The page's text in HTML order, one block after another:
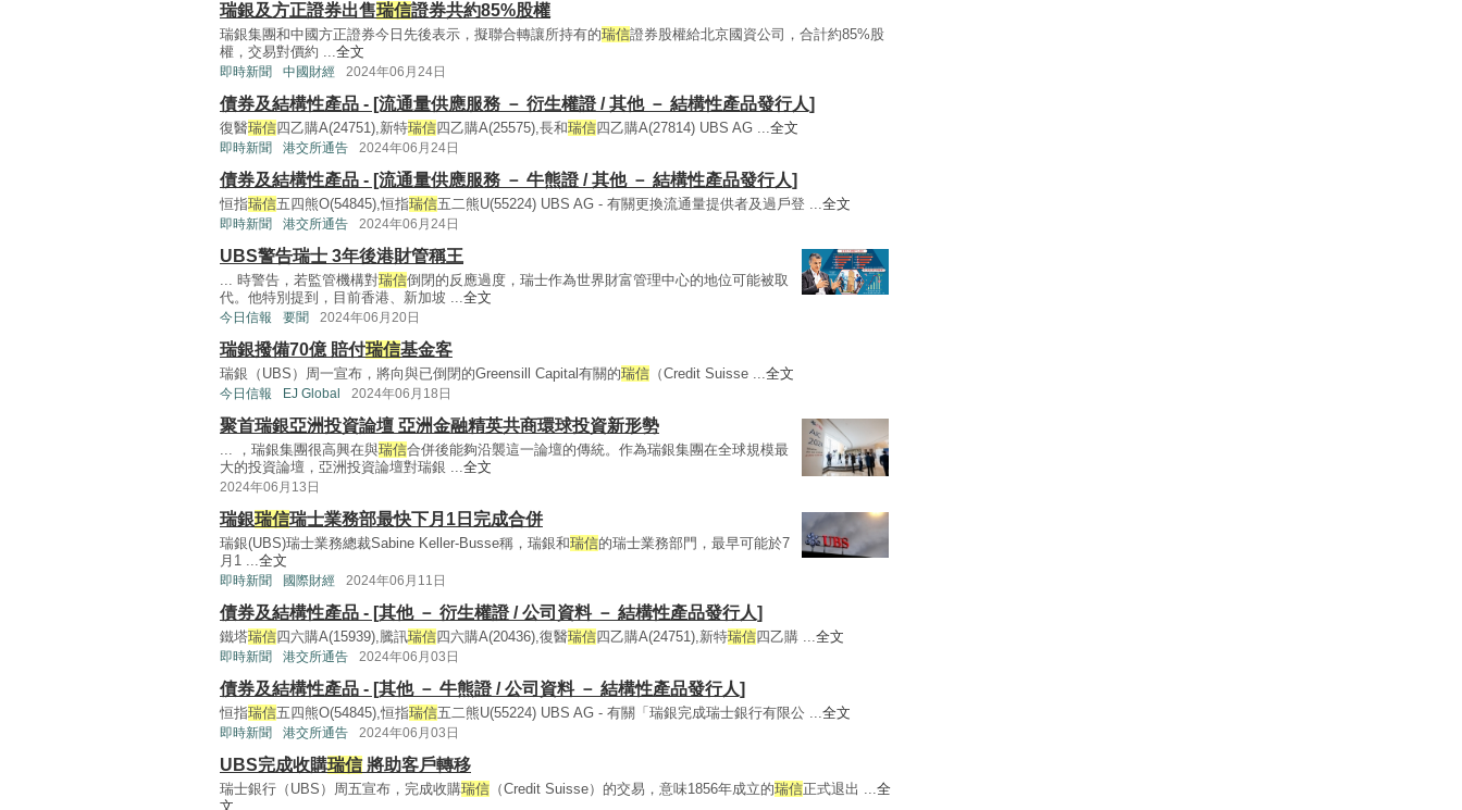
瑞銀及方正證券出售瑞信證券共約85%股權
瑞銀集團和中國方正證券今日先後表示，擬聯合轉讓所持有的瑞信證券股權給北京國資公司，合計約85%股
權，交易對價約 ...全文
即時新聞 中國財經 2024年06月24日
債券及結構性產品 - [流通量供應服務 － 衍生權證 / 其他 － 結構性產品發行人]
復醫瑞信四乙購A(24751),新特瑞信四乙購A(25575),長和瑞信四乙購A(27814) UBS AG ...全文
即時新聞 港交所通告 2024年06月24日
債券及結構性產品 - [流通量供應服務 － 牛熊證 / 其他 － 結構性產品發行人]
恒指瑞信五四熊O(54845),恒指瑞信五二熊U(55224) UBS AG - 有關更換流通量提供者及過戶登 ...全文
即時新聞 港交所通告 2024年06月24日
UBS警告瑞士 3年後港財管稱王
... 時警告，若監管機構對瑞信倒閉的反應過度，瑞士作為世界財富管理中心的地位可能被取
代。他特別提到，目前香港、新加坡 ...全文
今日信報 要聞 2024年06月20日
瑞銀撥備70億 賠付瑞信基金客
瑞銀（UBS）周一宣布，將向與已倒閉的Greensill Capital有關的瑞信 （Credit Suisse ...全文
今日信報 EJ Global 2024年06月18日
聚首瑞銀亞洲投資論壇 亞洲金融精英共商環球投資新形勢
... ，瑞銀集團很高興在與瑞信合併後能夠沿襲這一論壇的傳統。作為瑞銀集團在全球規模最
大的投資論壇，亞洲投資論壇對瑞銀 ...全文
2024年06月13日
瑞銀瑞信瑞士業務部最快下月1日完成合併
瑞銀(UBS)瑞士業務總裁Sabine Keller-Busse稱，瑞銀和瑞信的瑞士業務部門，最早可能於7
月1 ...全文
即時新聞 國際財經 2024年06月11日
債券及結構性產品 - [其他 － 衍生權證 / 公司資料 － 結構性產品發行人]
鐵塔瑞信四六購A(15939),騰訊瑞信四六購A(20436),復醫瑞信四乙購A(24751),新特瑞信四乙購 ...全文
即時新聞 港交所通告 2024年06月03日
債券及結構性產品 - [其他 － 牛熊證 / 公司資料 － 結構性產品發行人]
恒指瑞信五四熊O(54845),恒指瑞信五二熊U(55224) UBS AG - 有關「瑞銀完成瑞士銀行有限公 ...全文
即時新聞 港交所通告 2024年06月03日
UBS完成收購瑞信將助客戶轉移
瑞士銀行（UBS）周五宣布，完成收購瑞信 （Credit Suisse）的交易，意味1856年成立的瑞信正式退出 ...全
文